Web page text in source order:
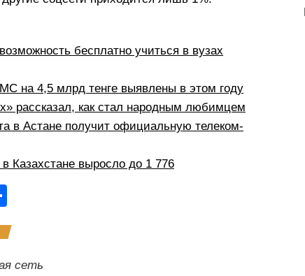
бесплатно учиться в вузах
на 4,5 млрд тенге выявлены в этом году
рассказал, как стал народным любимцем
в Астане получит официальную телеком-
Казахстане выросло до 1 776
р
асеть